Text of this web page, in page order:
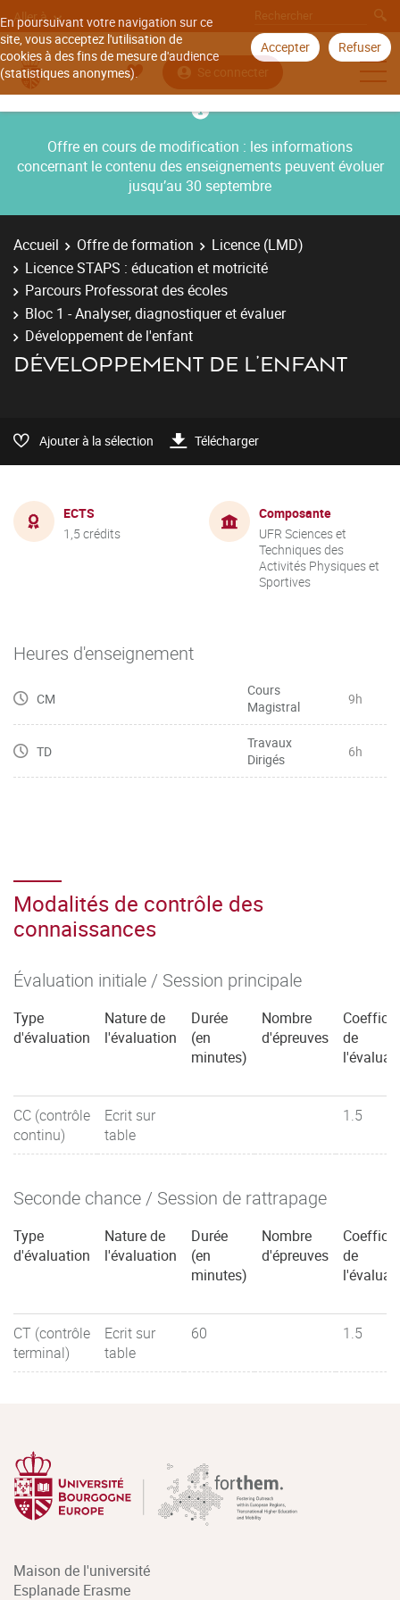
En poursuivant votre navigation sur ce
site, vous acceptez l'utilisation de
cookies à des fins de mesure d'audience
(statistiques anonymes).
Accepter Refuser
Aller à
Se connecter
Offre en cours de modification : les informations
concernant le contenu des enseignements peuvent évoluer
jusqu’au 30 septembre
Accueil Offre de formation
Licence (LMD)
Licence STAPS : éducation et motricité
Parcours Professorat des écoles
Bloc 1 - Analyser, diagnostiquer et évaluer
Développement de l'enfant
DÉVELOPPEMENT DE L'ENFANT
Ajouter à la sélection Télécharger
ECTS
1,5 crédits
Composante
UFR Sciences et
Techniques des
Activités Physiques et
Sportives
Heures d'enseignement
CM
Cours
Magistral
9h
TD
Travaux
Dirigés
6h
Modalités de contrôle des
connaissances
Évaluation initiale / Session principale
Type
d'évaluation
Nature de
l'évaluation
Durée
(en
minutes)
Nombre
d'épreuves
de
CC (contrôle
continu)
Ecrit sur
table
1.5
Seconde chance / Session de rattrapage
Type
d'évaluation
Nature de
l'évaluation
Durée
(en
minutes)
Nombre
d'épreuves
de
CT (contrôle
terminal)
Ecrit sur
table
60 1.5
Maison de l'université
Esplanade Erasme